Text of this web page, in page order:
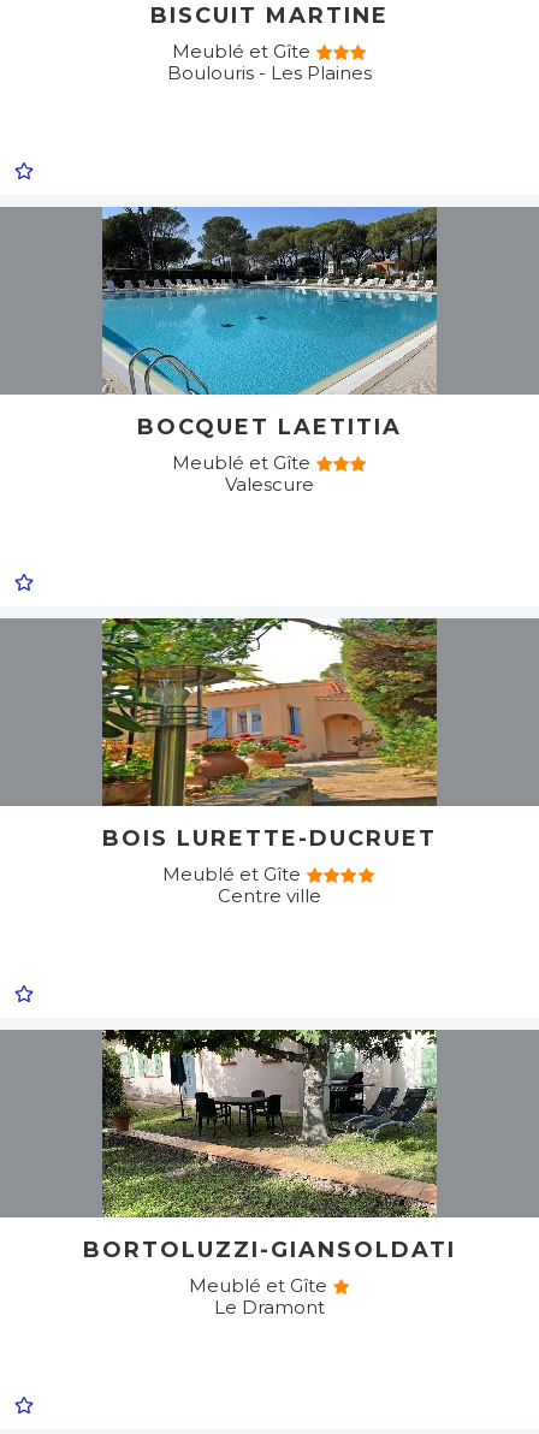
BISCUIT MARTINE
Meublé et Gîte
Boulouris - Les Plaines
BOCQUET LAETITIA
Meublé et Gîte
Valescure
BOIS LURETTE-DUCRUET
Meublé et Gîte
Centre ville
BORTOLUZZI-GIANSOLDATI
Meublé et Gîte
Le Dramont